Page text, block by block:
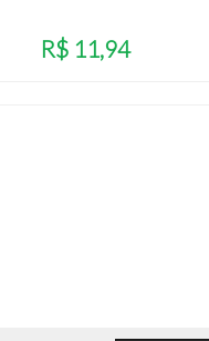
R$ 11,94